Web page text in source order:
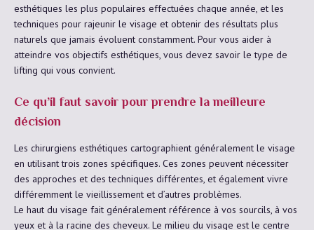
esthétiques les plus populaires effectuées chaque année, et les
techniques pour rajeunir le visage et obtenir des résultats plus
naturels que jamais évoluent constamment. Pour vous aider à
atteindre vos objectifs esthétiques, vous devez savoir le type de
lifting qui vous convient.
Ce qu’il faut savoir pour prendre la meilleure
décision
Les chirurgiens esthétiques cartographient généralement le visage
en utilisant trois zones spécifiques. Ces zones peuvent nécessiter
des approches et des techniques différentes, et également vivre
différemment le vieillissement et d’autres problèmes.
Le haut du visage fait généralement référence à vos sourcils, à vos
yeux et à la racine des cheveux. Le milieu du visage est le centre